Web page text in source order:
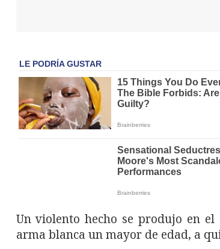
Un violento hecho se produjo en
arma blanca un mayor de edad, a